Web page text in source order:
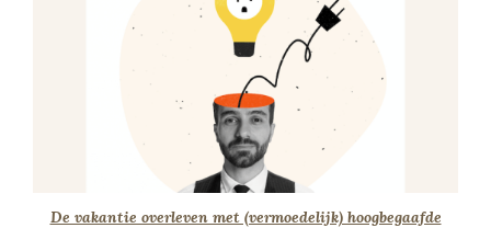
De vakantie overleven met (vermoedelijk) hoogbegaafde